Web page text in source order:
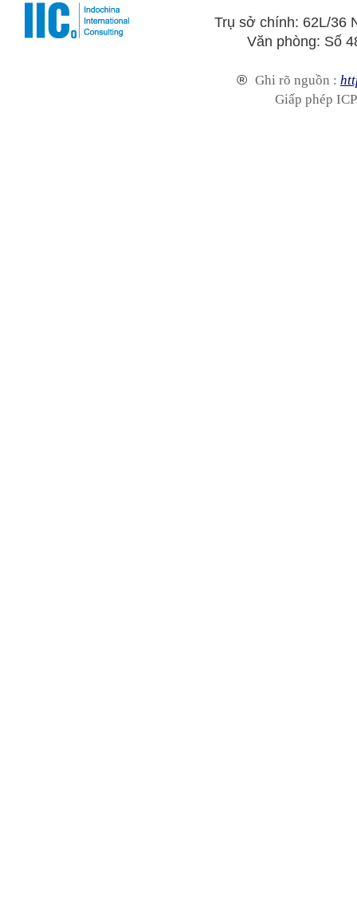
Trụ sở chính: 62L/36
Văn phòng: Số
® Ghi rõ nguồn :
Giấp phép